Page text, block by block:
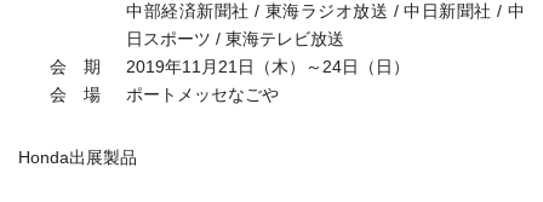
中部経済新聞社 / 東海ラジオ放送 / 中日新聞社 / 中
日スポーツ / 東海テレビ放送
会 期
2019年11月21日（木）～24日（日）
会 場
ポートメッセなごや
Honda出展製品